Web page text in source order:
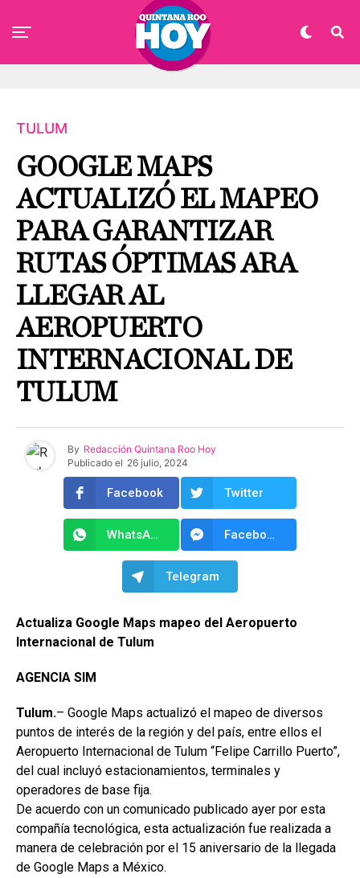
TULUM
GOOGLE MAPS
ACTUALIZÓ EL MAPEO
PARA GARANTIZAR
RUTAS ÓPTIMAS ARA
LLEGAR AL
AEROPUERTO
INTERNACIONAL DE
TULUM
By Redacción Quintana Roo Hoy
Publicado el 26 julio, 2024
Facebook Twitter
WhatsApp Facebook Messenger
Telegram
Actualiza Google Maps mapeo del Aeropuerto
Internacional de Tulum
AGENCIA SIM
Tulum.– Google Maps actualizó el mapeo de diversos
puntos de interés de la región y del país, entre ellos el
Aeropuerto Internacional de Tulum “Felipe Carrillo Puerto”,
del cual incluyó estacionamientos, terminales y
operadores de base fija.
De acuerdo con un comunicado publicado ayer por esta
compañía tecnológica, esta actualización fue realizada a
manera de celebración por el 15 aniversario de la llegada
de Google Maps a México.